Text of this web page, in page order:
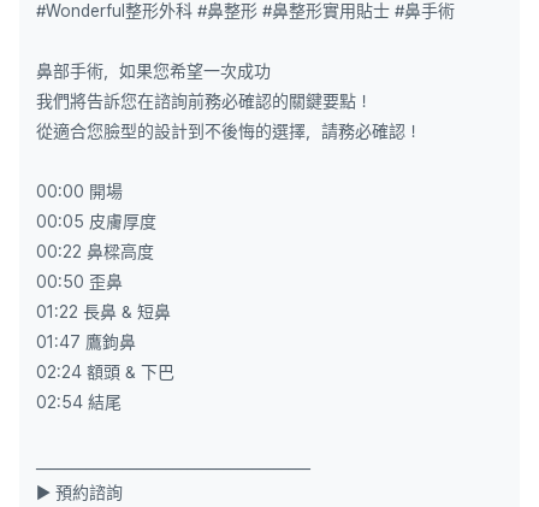
#Wonderful整形外科 #鼻整形 #鼻整形實用貼士 #鼻手術
鼻部手術，如果您希望一次成功
我們將告訴您在諮詢前務必確認的關鍵要點！
從適合您臉型的設計到不後悔的選擇，請務必確認！
00:00 開場
00:05 皮膚厚度
00:22 鼻樑高度
00:50 歪鼻
01:22 長鼻 & 短鼻
01:47 鷹鉤鼻
02:24 額頭 & 下巴
02:54 結尾
▶ 預約諮詢